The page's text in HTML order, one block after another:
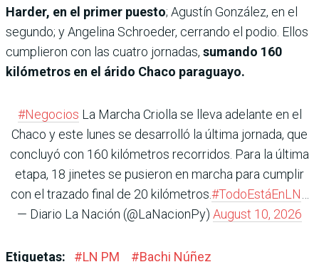
Harder, en el primer puesto; Agustín González, en el
segundo; y Angelina Schroeder, cerrando el podio. Ellos
cumplieron con las cuatro jornadas, sumando 160
kilómetros en el árido Chaco paraguayo.
#Negocios La Marcha Criolla se lleva adelante en el
Chaco y este lunes se desarrolló la última jornada, que
concluyó con 160 kilómetros recorridos. Para la última
etapa, 18 jinetes se pusieron en marcha para cumplir
con el trazado final de 20 kilómetros.#TodoEstáEnLN
— Diario La Nación (@LaNacionPy) August 10, 2026
Etiquetas: #LN PM #Bachi Núñez